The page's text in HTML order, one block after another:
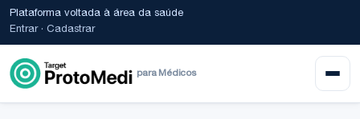
Plataforma voltada à área da saúde
Entrar· Cadastrar
para Médicos